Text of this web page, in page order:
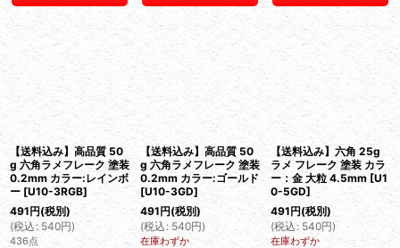
【送料込み】高品質 50
g 六角ラメフレーク 塗装
0.2mm カラー:レインボ
ー [U10-3RGB]
491円(税別)
(税込 : 540円)
436点
【送料込み】高品質 50
g 六角ラメフレーク 塗装
0.2mm カラー:ゴールド
[U10-3GD]
491円(税別)
(税込 : 540円)
在庫わずか
【送料込み】六角 25g
ラメ フレーク 塗装 カラ
ー：金 大粒 4.5mm [U1
0-5GD]
491円(税別)
(税込 : 540円)
在庫わずか